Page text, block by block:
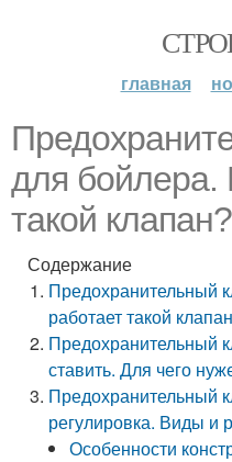
главная
для бойлера.
такой клапан?
Содержание
Предохранительный
работает такой
Предохранительный
ставить. Для чего
Предохранительный
регулировка. Виды и
Особенности